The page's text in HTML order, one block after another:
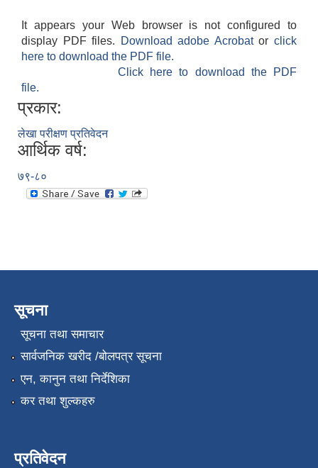
It appears your Web browser is not configured to
display PDF files.
Download adobe Acrobatorclick
here to download the PDF file.
Click here to download the PDF
file.
प्रकार:
लेखा परीक्षण प्रतिवेदन
आर्थिक वर्ष:
७९-८०
सूचना
सूचना तथा समाचार
सार्वजनिक खरीद /बोलपत्र सूचना
एन, कानुन तथा निर्देशिका
कर तथा शुल्कहरु
प्रतिवेदन